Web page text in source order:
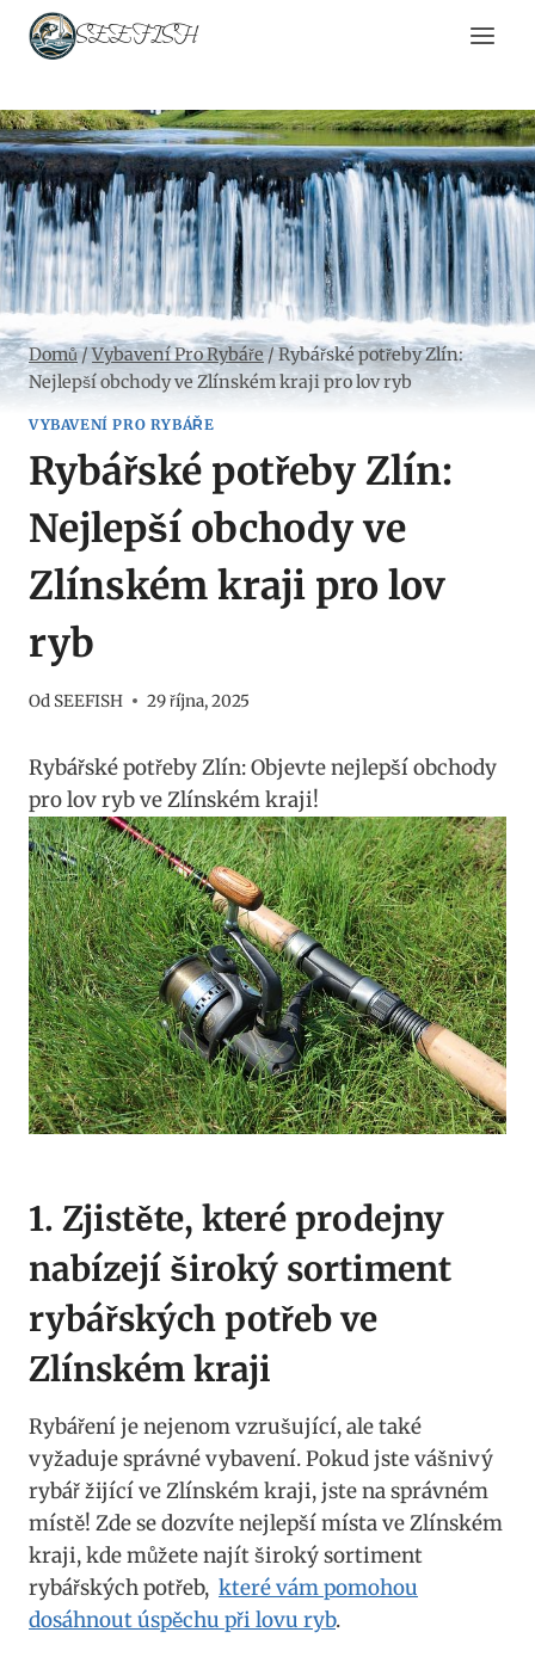
Přeskočit
SEEFISH
Domů/ Vybavení Pro Rybáře /Rybářské potřeby Zlín:
Nejlepší obchody ve Zlínském kraji pro lov ryb
VYBAVENÍ PRO RYBÁŘE
Rybářské potřeby Zlín:
Nejlepší obchody ve
Zlínském kraji pro lov
ryb
Od SEEFISH 29 října, 2025
Rybářské‌ potřeby Zlín:​ Objevte nejlepší​ obchody ​
pro lov⁣ ryb ve‍ Zlínském​ kraji!
1. ⁢Zjistěte, které prodejny‍
nabízejí široký sortiment
‌rybářských potřeb ​ve
Zlínském kraji
Rybáření je nejenom vzrušující, ale‍ také
vyžaduje‍ správné ​vybavení.‍ Pokud jste vášnivý
rybář žijící ⁢ve Zlínském kraji, jste na správném
místě! Zde se dozvíte nejlepší místa ‍ve Zlínském
​kraji, ⁤kde můžete⁢ najít široký sortiment
rybářských potřeb, ⁢ které vám pomohou
⁢dosáhnout⁢ úspěchu při lovu ryb.